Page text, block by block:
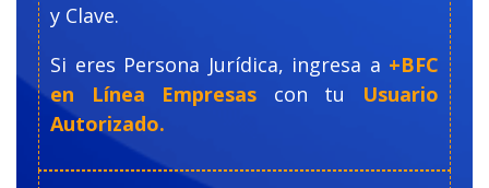
y Clave.
Si eres Persona Jurídica, ingresa a +BFC
en Línea Empresas
con tu Usuario
Autorizado.